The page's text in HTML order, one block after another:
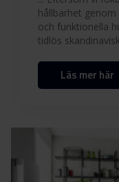
Produktbild OIP
hållbarhet
och funktionella
tidlös
Läs mer här